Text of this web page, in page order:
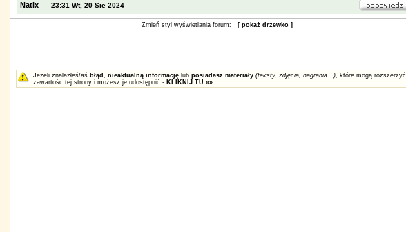
Natix 23:31 Wt, 20 Sie 2024
Zmień styl wyświetlania forum: [ pokaż drzewko ]
Jeżeli znalazłeś/aś błąd , nieaktualną informacjęlub posiadasz materiały (teksty, zdjęcia, nagrania...), które mogą rozszerzyć
zawartość tej strony i możesz je udostępnić - KLIKNIJ TU »»